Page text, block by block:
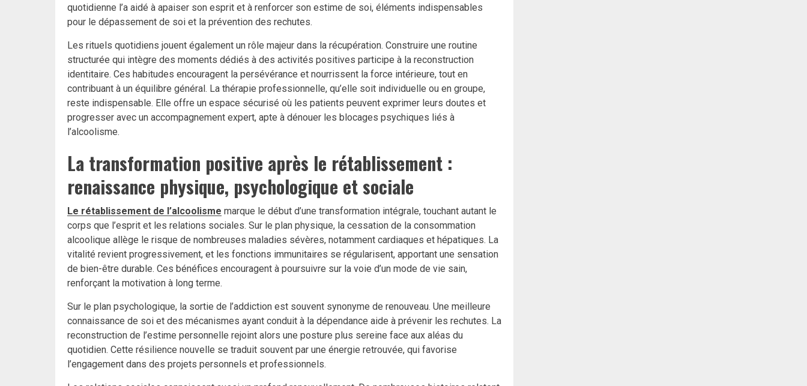
quotidienne l’a aidé à apaiser son esprit et à renforcer son estime de soi, éléments indispensables
pour le dépassement de soi et la prévention des rechutes.
Les rituels quotidiens jouent également un rôle majeur dans la récupération. Construire une routine
structurée qui intègre des moments dédiés à des activités positives participe à la reconstruction
identitaire. Ces habitudes encouragent la persévérance et nourrissent la force intérieure, tout en
contribuant à un équilibre général. La thérapie professionnelle, qu’elle soit individuelle ou en groupe,
reste indispensable. Elle offre un espace sécurisé où les patients peuvent exprimer leurs doutes et
progresser avec un accompagnement expert, apte à dénouer les blocages psychiques liés à
l’alcoolisme.
La transformation positive après le rétablissement :
renaissance physique, psychologique et sociale
Le rétablissement de l’alcoolisme marque le début d’une transformation intégrale, touchant autant le
corps que l’esprit et les relations sociales. Sur le plan physique, la cessation de la consommation
alcoolique allège le risque de nombreuses maladies sévères, notamment cardiaques et hépatiques. La
vitalité revient progressivement, et les fonctions immunitaires se régularisent, apportant une sensation
de bien-être durable. Ces bénéfices encouragent à poursuivre sur la voie d’un mode de vie sain,
renforçant la motivation à long terme.
Sur le plan psychologique, la sortie de l’addiction est souvent synonyme de renouveau. Une meilleure
connaissance de soi et des mécanismes ayant conduit à la dépendance aide à prévenir les rechutes. La
reconstruction de l’estime personnelle rejoint alors une posture plus sereine face aux aléas du
quotidien. Cette résilience nouvelle se traduit souvent par une énergie retrouvée, qui favorise
l’engagement dans des projets personnels et professionnels.